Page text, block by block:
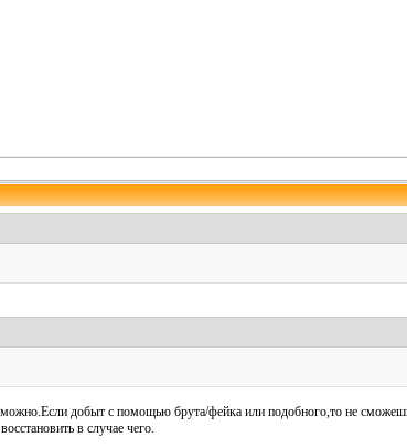
добыт с помощью брута/фейка или подобного,то не
в случае чего.